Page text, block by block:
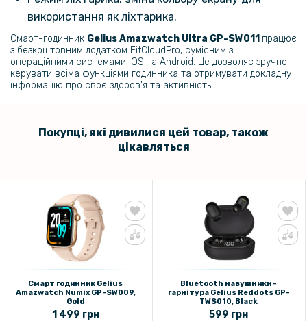
використання як ліхтарика.
Смарт-годинник Gelius Amazwatch Ultra GP-SW011 працює
з безкоштовним додатком FitCloudPro, сумісним з
операційними системами IOS та Android. Це дозволяє зручно
керувати всіма функціями годинника та отримувати докладну
інформацію про своє здоров'я та активність.
Покупці, які дивилися цей товар, також
цікавляться
Смарт годинник Gelius
Amazwatch Numix GP-SW009,
Gold
1 499 грн
Bluetooth навушники -
гарнітура Gelius Reddots GP-
TWS010, Black
599 грн